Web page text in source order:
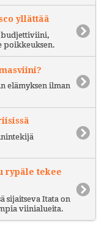
yllättää
budjettiviini,
poikkeuksen.
elämyksen ilman
rypäle tekee
sijaitseva Itata on
viinialueita.